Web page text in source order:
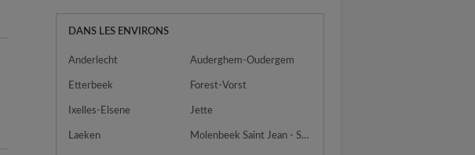
DANS LES ENVIRONS
Anderlecht Auderghem-Oudergem
Etterbeek Forest-Vorst
Ixelles-Elsene Jette
Laeken Molenbeek Saint Jean - Sint Jans Molenbeek